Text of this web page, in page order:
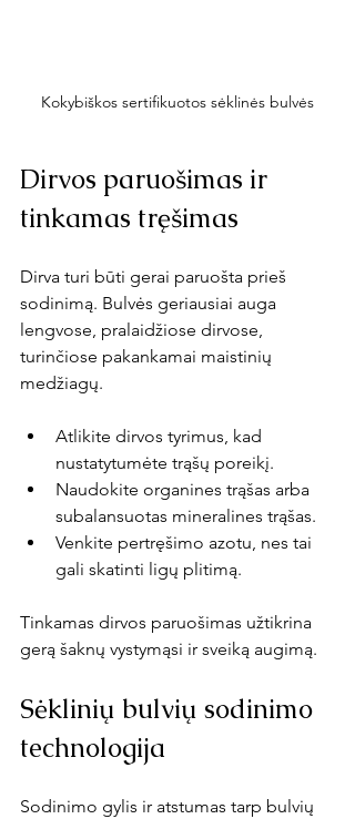
Kokybiškos sertifikuotos sėklinės bulvės
Dirvos paruošimas ir
tinkamas tręšimas
Dirva turi būti gerai paruošta prieš
sodinimą. Bulvės geriausiai auga
lengvose, pralaidžiose dirvose,
turinčiose pakankamai maistinių
medžiagų.
Atlikite dirvos tyrimus, kad
nustatytumėte trąšų poreikį.
Naudokite organines trąšas arba
subalansuotas mineralines trąšas.
Venkite pertręšimo azotu, nes tai
gali skatinti ligų plitimą.
Tinkamas dirvos paruošimas užtikrina
gerą šaknų vystymąsi ir sveiką augimą.
Sėklinių bulvių sodinimo
technologija
Sodinimo gylis ir atstumas tarp bulvių